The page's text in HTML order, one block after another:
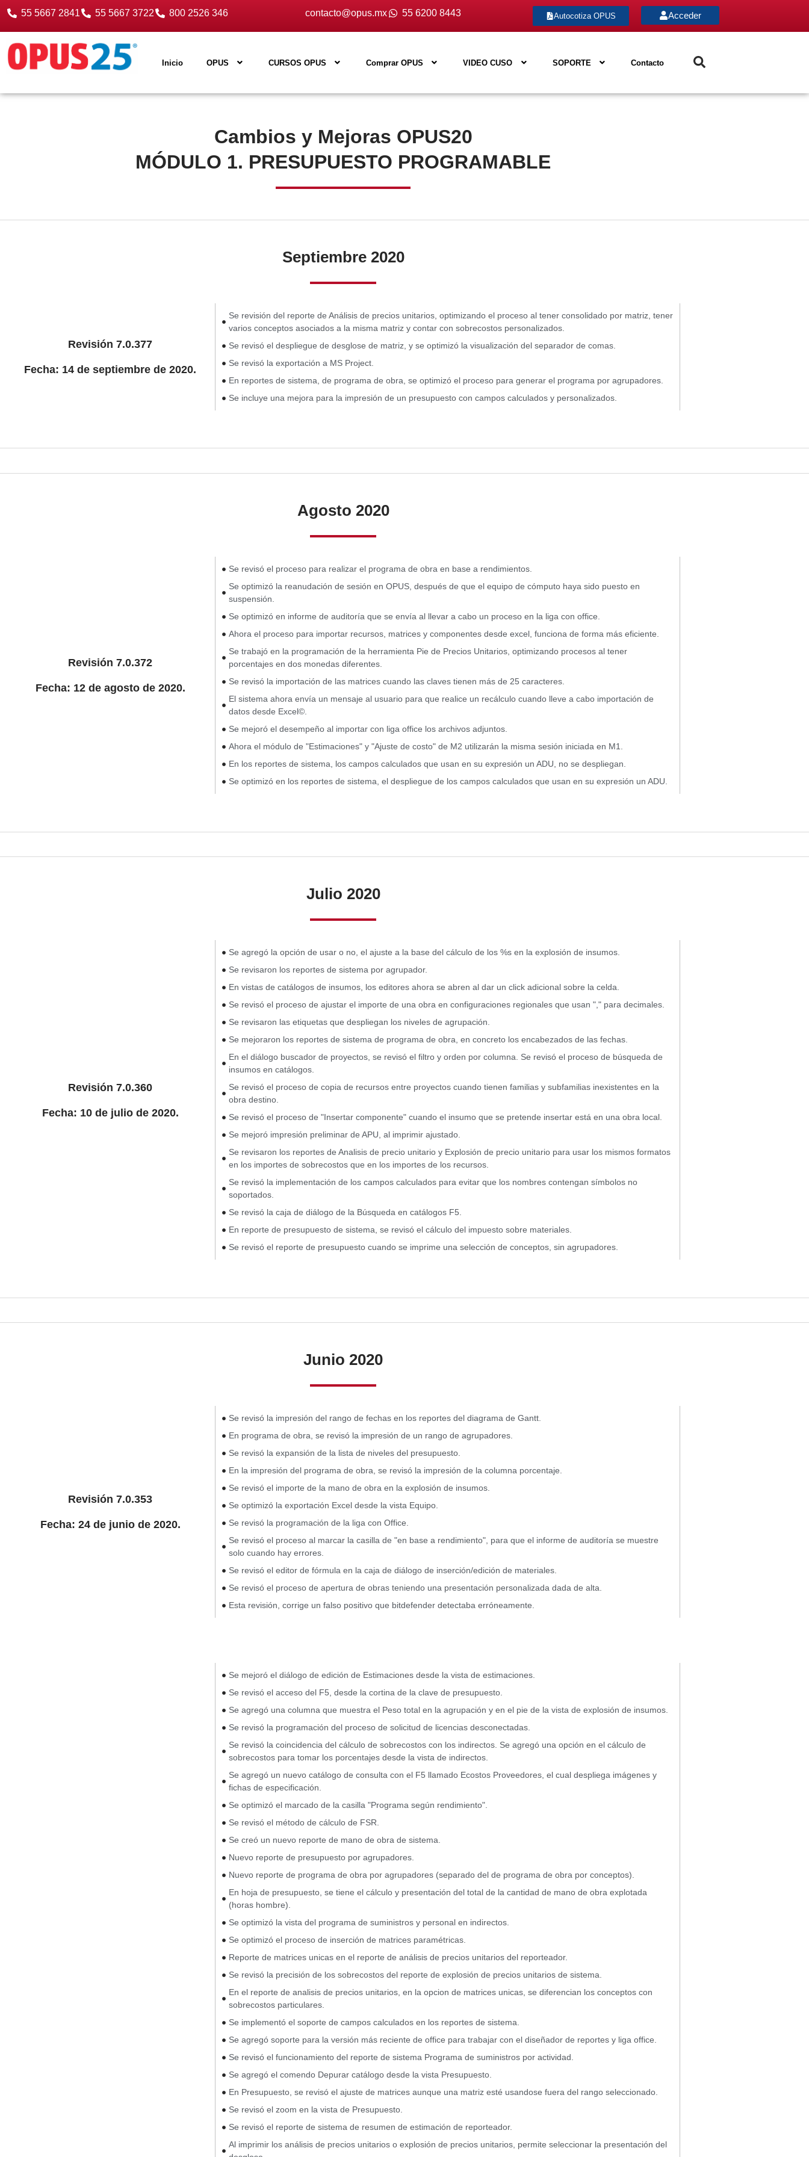
55 5667 2841 55 5667 3722 800 2526 346 contacto@opus.mx 55 6200 8443 Autocotiza OPUS Acceder
Inicio OPUS CURSOS OPUS Comprar OPUS VIDEO CUSO SOPORTE Contacto
Cambios y Mejoras OPUS20
MÓDULO 1. PRESUPUESTO PROGRAMABLE
Septiembre 2020
Revisión 7.0.377
Fecha: 14 de septiembre de 2020.
Se revisión del reporte de Análisis de precios unitarios, optimizando el proceso al tener consolidado por matriz, tener
varios conceptos asociados a la misma matriz y contar con sobrecostos personalizados.
Se revisó el despliegue de desglose de matriz, y se optimizó la visualización del separador de comas.
Se revisó la exportación a MS Project.
En reportes de sistema, de programa de obra, se optimizó el proceso para generar el programa por agrupadores.
Se incluye una mejora para la impresión de un presupuesto con campos calculados y personalizados.
Agosto 2020
Revisión 7.0.372
Fecha: 12 de agosto de 2020.
Se revisó el proceso para realizar el programa de obra en base a rendimientos.
Se optimizó la reanudación de sesión en OPUS, después de que el equipo de cómputo haya sido puesto en
suspensión.
Se optimizó en informe de auditoría que se envía al llevar a cabo un proceso en la liga con office.
Ahora el proceso para importar recursos, matrices y componentes desde excel, funciona de forma más eficiente.
Se trabajó en la programación de la herramienta Pie de Precios Unitarios, optimizando procesos al tener
porcentajes en dos monedas diferentes.
Se revisó la importación de las matrices cuando las claves tienen más de 25 caracteres.
El sistema ahora envía un mensaje al usuario para que realice un recálculo cuando lleve a cabo importación de
datos desde Excel©.
Se mejoró el desempeño al importar con liga office los archivos adjuntos.
Ahora el módulo de "Estimaciones" y "Ajuste de costo" de M2 utilizarán la misma sesión iniciada en M1.
En los reportes de sistema, los campos calculados que usan en su expresión un ADU, no se despliegan.
Se optimizó en los reportes de sistema, el despliegue de los campos calculados que usan en su expresión un ADU.
Julio 2020
Revisión 7.0.360
Fecha: 10 de julio de 2020.
Se agregó la opción de usar o no, el ajuste a la base del cálculo de los %s en la explosión de insumos.
Se revisaron los reportes de sistema por agrupador.
En vistas de catálogos de insumos, los editores ahora se abren al dar un click adicional sobre la celda.
Se revisó el proceso de ajustar el importe de una obra en configuraciones regionales que usan "," para decimales.
Se revisaron las etiquetas que despliegan los niveles de agrupación.
Se mejoraron los reportes de sistema de programa de obra, en concreto los encabezados de las fechas.
En el diálogo buscador de proyectos, se revisó el filtro y orden por columna. Se revisó el proceso de búsqueda de
insumos en catálogos.
Se revisó el proceso de copia de recursos entre proyectos cuando tienen familias y subfamilias inexistentes en la
obra destino.
Se revisó el proceso de "Insertar componente" cuando el insumo que se pretende insertar está en una obra local.
Se mejoró impresión preliminar de APU, al imprimir ajustado.
Se revisaron los reportes de Analisis de precio unitario y Explosión de precio unitario para usar los mismos formatos
en los importes de sobrecostos que en los importes de los recursos.
Se revisó la implementación de los campos calculados para evitar que los nombres contengan símbolos no
soportados.
Se revisó la caja de diálogo de la Búsqueda en catálogos F5.
En reporte de presupuesto de sistema, se revisó el cálculo del impuesto sobre materiales.
Se revisó el reporte de presupuesto cuando se imprime una selección de conceptos, sin agrupadores.
Junio 2020
Revisión 7.0.353
Fecha: 24 de junio de 2020.
Se revisó la impresión del rango de fechas en los reportes del diagrama de Gantt.
En programa de obra, se revisó la impresión de un rango de agrupadores.
Se revisó la expansión de la lista de niveles del presupuesto.
En la impresión del programa de obra, se revisó la impresión de la columna porcentaje.
Se revisó el importe de la mano de obra en la explosión de insumos.
Se optimizó la exportación Excel desde la vista Equipo.
Se revisó la programación de la liga con Office.
Se revisó el proceso al marcar la casilla de "en base a rendimiento", para que el informe de auditoría se muestre
solo cuando hay errores.
Se revisó el editor de fórmula en la caja de diálogo de inserción/edición de materiales.
Se revisó el proceso de apertura de obras teniendo una presentación personalizada dada de alta.
Esta revisión, corrige un falso positivo que bitdefender detectaba erróneamente.
Se mejoró el diálogo de edición de Estimaciones desde la vista de estimaciones.
Se revisó el acceso del F5, desde la cortina de la clave de presupuesto.
Se agregó una columna que muestra el Peso total en la agrupación y en el pie de la vista de explosión de insumos.
Se revisó la programación del proceso de solicitud de licencias desconectadas.
Se revisó la coincidencia del cálculo de sobrecostos con los indirectos. Se agregó una opción en el cálculo de
sobrecostos para tomar los porcentajes desde la vista de indirectos.
Se agregó un nuevo catálogo de consulta con el F5 llamado Ecostos Proveedores, el cual despliega imágenes y
fichas de especificación.
Se optimizó el marcado de la casilla "Programa según rendimiento".
Se revisó el método de cálculo de FSR.
Se creó un nuevo reporte de mano de obra de sistema.
Nuevo reporte de presupuesto por agrupadores.
Nuevo reporte de programa de obra por agrupadores (separado del de programa de obra por conceptos).
En hoja de presupuesto, se tiene el cálculo y presentación del total de la cantidad de mano de obra explotada
(horas hombre).
Se optimizó la vista del programa de suministros y personal en indirectos.
Se optimizó el proceso de inserción de matrices paramétricas.
Reporte de matrices unicas en el reporte de análisis de precios unitarios del reporteador.
Se revisó la precisión de los sobrecostos del reporte de explosión de precios unitarios de sistema.
En el reporte de analisis de precios unitarios, en la opcion de matrices unicas, se diferencian los conceptos con
sobrecostos particulares.
Se implementó el soporte de campos calculados en los reportes de sistema.
Se agregó soporte para la versión más reciente de office para trabajar con el diseñador de reportes y liga office.
Se revisó el funcionamiento del reporte de sistema Programa de suministros por actividad.
Se agregó el comendo Depurar catálogo desde la vista Presupuesto.
En Presupuesto, se revisó el ajuste de matrices aunque una matriz esté usandose fuera del rango seleccionado.
Se revisó el zoom en la vista de Presupuesto.
Se revisó el reporte de sistema de resumen de estimación de reporteador.
Al imprimir los análisis de precios unitarios o explosión de precios unitarios, permite seleccionar la presentación del